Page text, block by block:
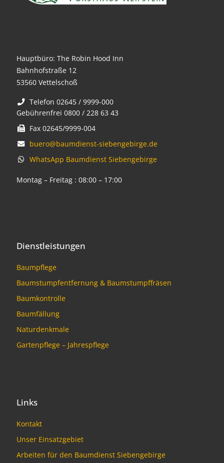
Hauptbüro: The Robin Hood Inn
Bahnhofstraße 12
53560 Vettelschoß
Telefon 02645 / 9999-000
Gebührenfrei 0800 / 228 63 43
Fax 02645/9999-004
buero@baumdienst-siebengebirge.de
WhatsApp Baumdienst Siebengebirge
Montag – Freitag : 08:00 – 17:00
Dienstleistungen
Baumpflege
Baumstumpfentfernung & Baumstumpffräsen
Baumkontrolle
Baumfällung
Naturdenkmale
Gartenpflege – Jahrespflege
Links
Kontakt
Unser Einsatzgebiet
Arbeiten für den Baumdienst Siebengebirge